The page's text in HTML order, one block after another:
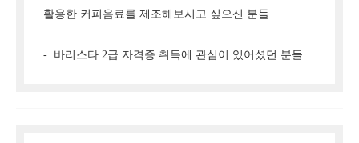
활용한 커피음료를 제조해보시고 싶으신 분들
- 바리스타 2급 자격증 취득에 관심이 있어셨던 분들